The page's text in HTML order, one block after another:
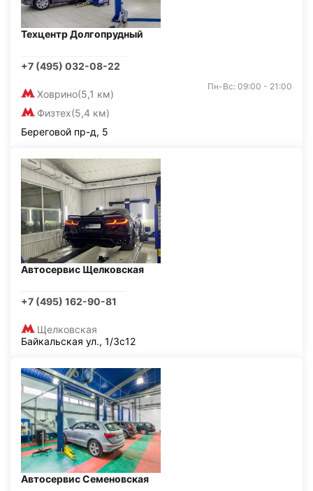
Техцентр Долгопрудный
+7 (495) 032-08-22
Ховрино(5,1 км)
Физтех(5,4 км)
Пн-Вс: 09:00 - 21:00
Береговой пр-д, 5
Автосервис Щелковская
+7 (495) 162-90-81
Щелковская
Байкальская ул., 1/3с12
Автосервис Семеновская